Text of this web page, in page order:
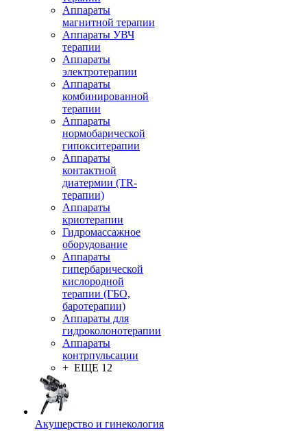
Аппараты
магнитной терапии
Аппараты УВЧ
терапии
Аппараты
электротерапии
Аппараты
комбинированной
терапии
Аппараты
нормобарической
гипокситерапии
Аппараты
контактной
диатермии (TR-
терапии)
Аппараты
криотерапии
Гидромассажное
оборудование
Аппараты
гипербарической
кислородной
терапии (ГБО,
баротерапии)
Аппараты для
гидроколонотерапии
Аппараты
контрпульсации
+ ЕЩЕ 12
Акушерство и гинекология